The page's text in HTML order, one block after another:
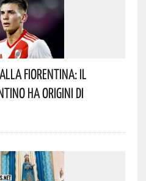
Fiorentina: Il
Ha Origini Di